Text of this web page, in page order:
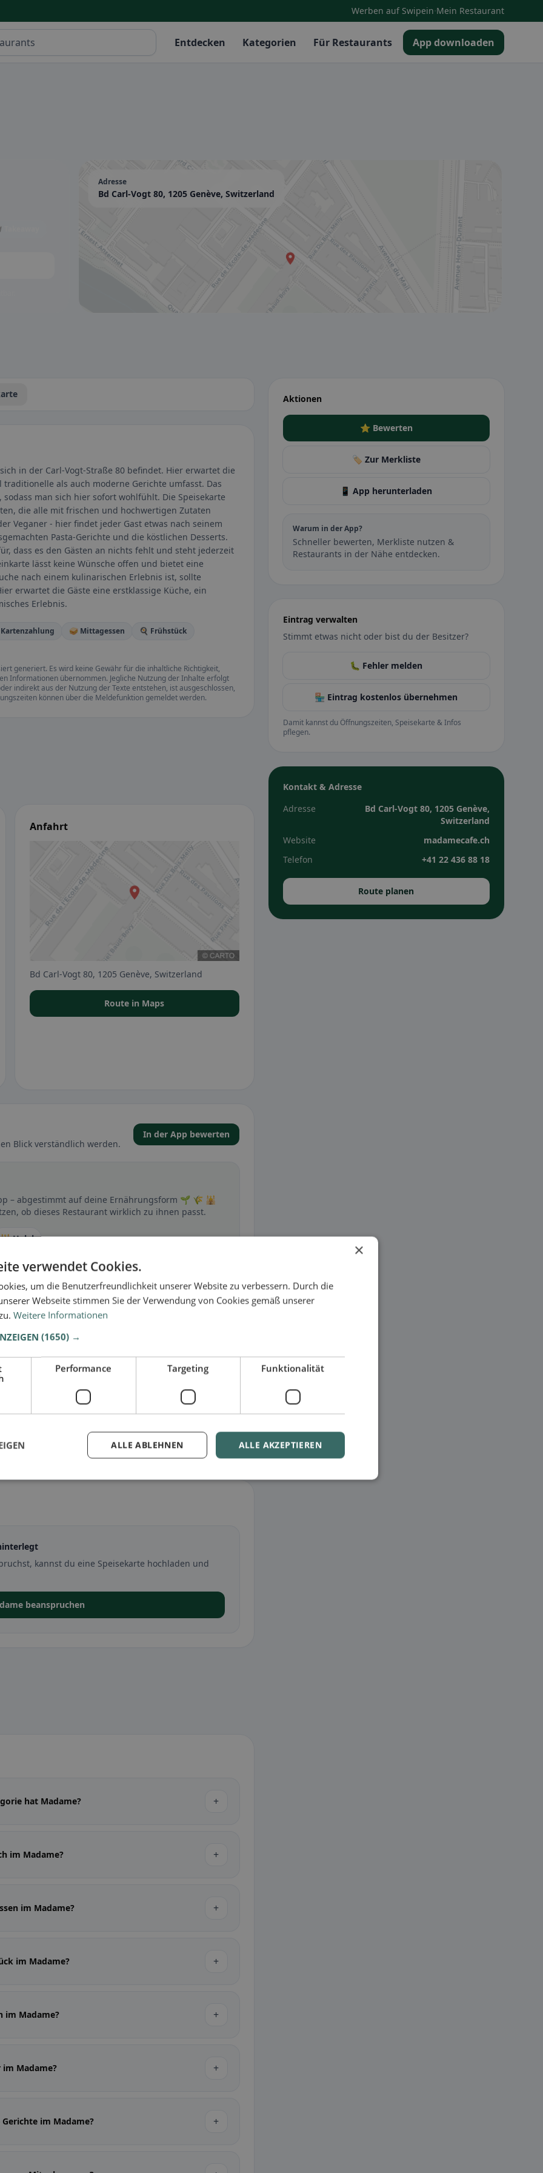
Werben auf Swipein·Mein Restaurant
Entdecken Kategorien Für Restaurants App downloaden
Takeaway
Adresse
Bd Carl-Vogt 80, 1205 Genève, Switzerland
in der Carl-Vogt-Straße 80 befindet. Hier erwartet die
als auch moderne Gerichte umfasst. Das
man sich hier sofort wohlfühlt. Die Speisekarte
die alle mit frischen und hochwertigen Zutaten
Veganer - hier findet jeder Gast etwas nach seinem
Pasta-Gerichte und die köstlichen Desserts.
dass es den Gästen an nichts fehlt und steht jederzeit
lässt keine Wünsche offen und bietet eine
nach einem kulinarischen Erlebnis ist, sollte
erwartet die Gäste eine erstklassige Küche, ein
Erlebnis.
🥪 Mittagessen
🍳 Frühstück
generiert. Es wird keine Gewähr für die inhaltliche Richtigkeit,
Informationen übernommen. Jegliche Nutzung der Inhalte erfolgt
indirekt aus der Nutzung der Texte entstehen, ist ausgeschlossen,
können über die Meldefunktion gemeldet werden.
Anfahrt
Bd Carl-Vogt 80, 1205 Genève, Switzerland
Route in Maps
Blick verständlich werden.
In der App bewerten
– abgestimmt auf deine Ernährungsform 🌱 🌾 🕌
ob dieses Restaurant wirklich zu ihnen passt.
🕌 Halal
besonders bei glutenfrei, vegan, vegetarisch oder
kannst du eine Speisekarte hochladen und
beanspruchen
hat Madame? +
im Madame? +
im Madame? +
im Madame? +
im Madame? +
im Madame? +
im Madame? +
Aktionen
⭐ Bewerten
🏷️ Zur Merkliste
📱 App herunterladen
Warum in der App?
Schneller bewerten, Merkliste nutzen &
Restaurants in der Nähe entdecken.
Eintrag verwalten
Stimmt etwas nicht oder bist du der Besitzer?
🐛 Fehler melden
🏪 Eintrag kostenlos übernehmen
Damit kannst du Öffnungszeiten, Speisekarte & Infos
pflegen.
Kontakt & Adresse
Adresse
Bd Carl-Vogt 80, 1205 Genève,
Switzerland
Website
madamecafe.ch
Telefon
+41 22 436 88 18
Route planen
×
verwendet Cookies.
um die Benutzerfreundlichkeit unserer Website zu verbessern. Durch die
Webseite stimmen Sie der Verwendung von Cookies gemäß unserer
Weitere Informationen
(1650) →
Performance Targeting Funktionalität
ALLE AKZEPTIEREN
ALLE ABLEHNEN